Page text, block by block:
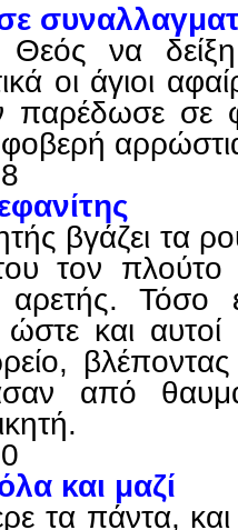
να
οι άγιοι
παρέδωσε σε
βγάζει τα
τον πλούτο
Τόσο
και
από
και μαζί
τα πάντα, και